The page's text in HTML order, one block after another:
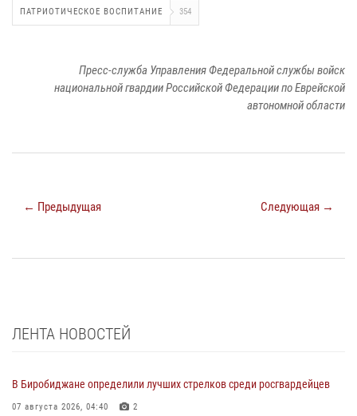
ПАТРИОТИЧЕСКОЕ ВОСПИТАНИЕ 354
Пресс-служба Управления Федеральной службы войск
национальной гвардии Российской Федерации по Еврейской
автономной области
← Предыдущая Следующая →
ЛЕНТА НОВОСТЕЙ
В Биробиджане определили лучших стрелков среди росгвардейцев
07 августа 2026, 04:40 2